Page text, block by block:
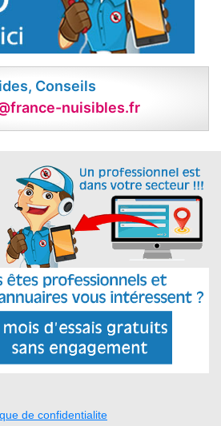
Conseils
nuisibles.fr
de confidentialite